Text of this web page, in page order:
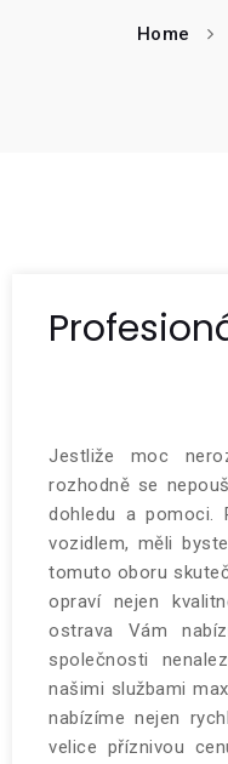
Home
Jestliže moc
rozhodně se
dohledu a pomoci.
vozidlem, měli
tomuto oboru
opraví nejen
ostrava Vám
společnosti
našimi službami
nabízíme nejen
velice příznivou